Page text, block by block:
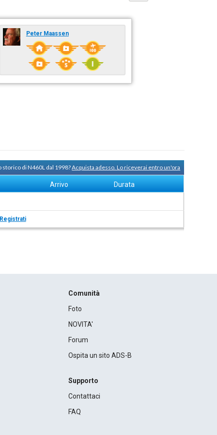
Peter Maassen
di N460L dal 1998?Acquista adesso. Lo riceverai entro un'ora
Arrivo Durata
Comunità
Foto
NOVITA'
Forum
Ospita un sito ADS-B
Supporto
Contattaci
FAQ